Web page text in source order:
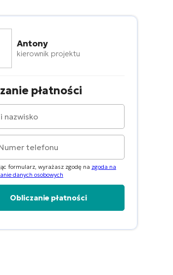
Antony
kierownik projektu
płatności
formularz, wyrażasz zgodę na zgoda na
danych osobowych